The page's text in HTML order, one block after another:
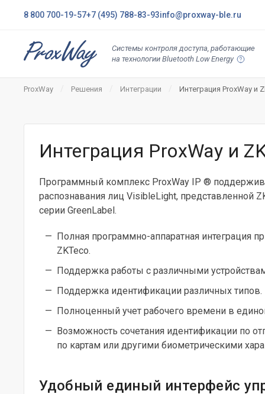
8 800 700-19-57+7 (495) 788-83-93info@proxway-ble.ru
Системы контроля доступа, работающие
на технологии Bluetooth Low Energy
ProxWay Решения Интеграции Интеграция ProxWay и
Интеграция ProxWay и
Программный комплекс ProxWay IP ®
распознавания лиц VisibleLight, представленной
серии GreenLabel.
Полная программно-аппаратная интеграция
ZKTeco.
Поддержка работы с различными
Поддержка идентификации различных типов.
Полноценный учет рабочего времени в
Возможность сочетания идентификации по
по картам или другими биометрическими
Удобный единый интерфейс